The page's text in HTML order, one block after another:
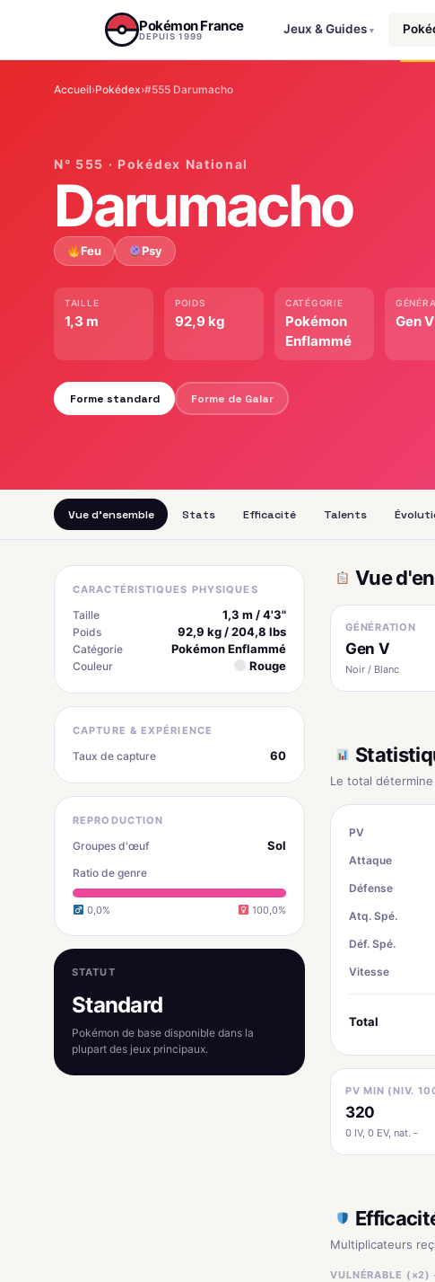
Pokémon France
DEPUIS 1999
Jeux & Guides ▾
Accueil›Pokédex›#555 Darumacho
N° 555 · Pokédex National
Darumacho
Feu Psy
TAILLE
1,3 m
POIDS
92,9 kg
CATÉGORIE
Pokémon
Enflammé
Gen V
Forme standard Forme de Galar
Vue d'ensemble Stats Efficacité Talents
CARACTÉRISTIQUES PHYSIQUES
Taille 1,3 m / 4'3"
Poids 92,9 kg / 204,8 lbs
Catégorie Pokémon Enflammé
Couleur Rouge
CAPTURE & EXPÉRIENCE
Taux de capture 60
REPRODUCTION
Groupes d'œuf Sol
Ratio de genre
0,0% 100,0%
STATUT
Standard
Pokémon de base disponible dans la
plupart des jeux principaux.
Vue
GÉNÉRATION
Gen V
Noir / Blanc
Le total
PV
Attaque
Défense
Atq. Spé.
Déf. Spé.
Vitesse
Total
PV MIN (NIV.
320
0 IV, 0 EV, nat. -
Multiplicateurs
VULNÉRABLE